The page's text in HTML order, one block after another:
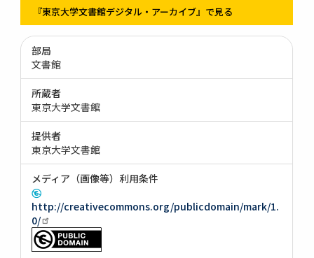
『東京大学文書館デジタル・アーカイブ』で見る
部局
文書館
所蔵者
東京大学文書館
提供者
東京大学文書館
メディア（画像等）利用条件
http://creativecommons.org/publicdomain/mark/1.
0/